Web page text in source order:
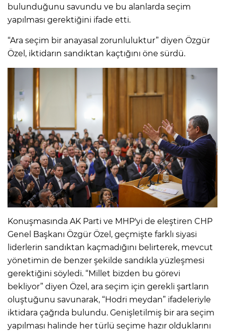
bulunduğunu savundu ve bu alanlarda seçim
yapılması gerektiğini ifade etti.
“Ara seçim bir anayasal zorunluluktur” diyen Özgür
Özel, iktidarın sandıktan kaçtığını öne sürdü.
Konuşmasında AK Parti ve MHP'yi de eleştiren CHP
Genel Başkanı Özgür Özel, geçmişte farklı siyasi
liderlerin sandıktan kaçmadığını belirterek, mevcut
yönetimin de benzer şekilde sandıkla yüzleşmesi
gerektiğini söyledi. “Millet bizden bu görevi
bekliyor” diyen Özel, ara seçim için gerekli şartların
oluştuğunu savunarak, “Hodri meydan” ifadeleriyle
iktidara çağrıda bulundu. Genişletilmiş bir ara seçim
yapılması halinde her türlü seçime hazır olduklarını